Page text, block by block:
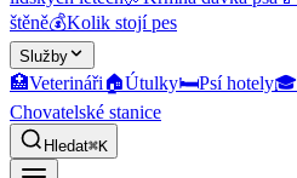
štěně💰Kolik stojí pes
Služby
🏥Veterináři🏠Útulky🛏️Psí hotely🎓
Chovatelské stanice
Hledat⌘K